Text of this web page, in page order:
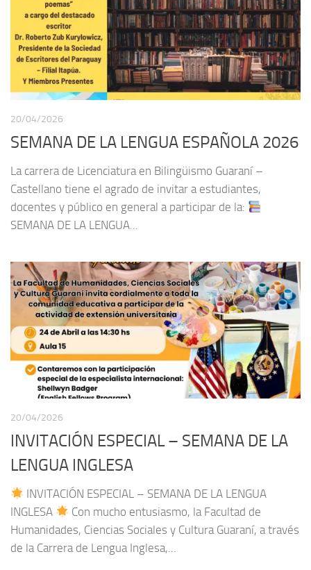
20/04/2026
SEMANA DE LA LENGUA ESPAÑOLA 2026
La carrera de Licenciatura en Bilingüismo Guaraní –
Castellano tiene el agrado de invitar a estudiantes,
docentes y público en general a participar de la:
SEMANA DE LA LENGUA...
20/04/2026
INVITACIÓN ESPECIAL – SEMANA DE LA
LENGUA INGLESA
INVITACIÓN ESPECIAL – SEMANA DE LA LENGUA
INGLESA
Con mucho entusiasmo, la Facultad de
Humanidades, Ciencias Sociales y Cultura Guaraní, a través
de la Carrera de Lengua Inglesa,...